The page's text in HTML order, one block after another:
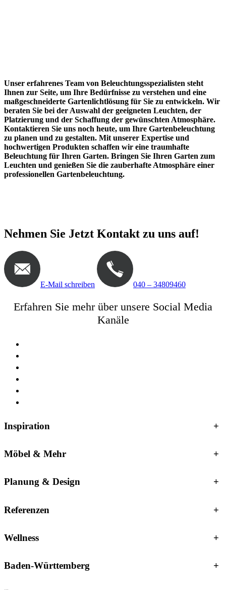
Unser erfahrenes Team von Beleuchtungsspezialisten steht
Ihnen zur Seite, um Ihre Bedürfnisse zu verstehen und eine
maßgeschneiderte Gartenlichtlösung für Sie zu entwickeln. Wir
beraten Sie bei der Auswahl der geeigneten Leuchten, der
Platzierung und der Schaffung der gewünschten Atmosphäre.
Kontaktieren Sie uns noch heute, um Ihre Gartenbeleuchtung
zu planen und zu gestalten. Mit unserer Expertise und
hochwertigen Produkten schaffen wir eine traumhafte
Beleuchtung für Ihren Garten. Bringen Sie Ihren Garten zum
Leuchten und genießen Sie die zauberhafte Atmosphäre einer
professionellen Gartenbeleuchtung.
Nehmen Sie Jetzt Kontakt zu uns auf!
E-Mail schreiben 040 – 34809460
Erfahren Sie mehr über unsere Social Media
Kanäle
Inspiration +
Möbel & Mehr +
Planung & Design +
Referenzen +
Wellness +
Baden-Württemberg +